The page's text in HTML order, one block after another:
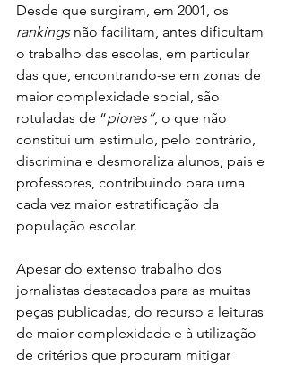
Desde que surgiram, em 2001, os
rankings não facilitam, antes dificultam
o trabalho das escolas, em particular
das que, encontrando-se em zonas de
maior complexidade social, são
rotuladas de “piores”, o que não
constitui um estímulo, pelo contrário,
discrimina e desmoraliza alunos, pais e
professores, contribuindo para uma
cada vez maior estratificação da
população escolar.
Apesar do extenso trabalho dos
jornalistas destacados para as muitas
peças publicadas, do recurso a leituras
de maior complexidade e à utilização
de critérios que procuram mitigar